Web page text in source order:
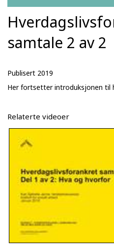
samtale 2 av 2
Publisert 2019
Her fortsetter introduksjonen til
Relaterte videoer